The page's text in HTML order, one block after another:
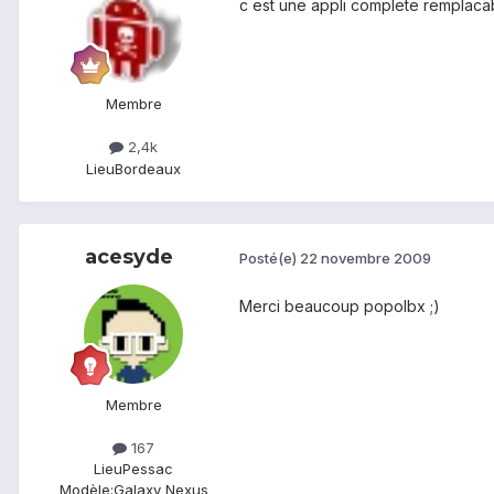
Membre
2,4k
LieuBordeaux
c est une appli complete
acesyde
Membre
167
LieuPessac
Modèle:Galaxy Nexus
Posté(e) 22 novembre 2009
Merci beaucoup popolbx ;)